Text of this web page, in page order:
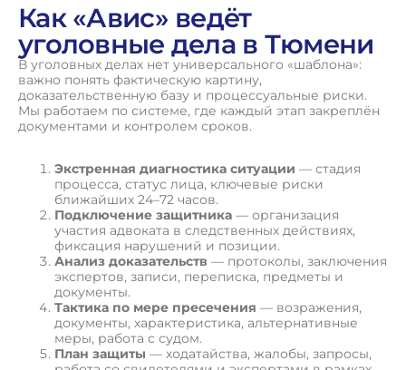
Как «Авис» ведёт
уголовные дела в Тюмени
В уголовных делах нет универсального «шаблона»:
важно понять фактическую картину,
доказательственную базу и процессуальные риски.
Мы работаем по системе, где каждый этап закреплён
документами и контролем сроков.
Экстренная диагностика ситуации — стадия
процесса, статус лица, ключевые риски
ближайших 24–72 часов.
Подключение защитника — организация
участия адвоката в следственных действиях,
фиксация нарушений и позиции.
Анализ доказательств — протоколы, заключения
экспертов, записи, переписка, предметы и
документы.
Тактика по мере пресечения — возражения,
документы, характеристика, альтернативные
меры, работа с судом.
План защиты — ходатайства, жалобы, запросы,